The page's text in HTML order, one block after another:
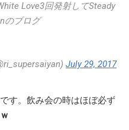
Love3回発射してSteady
のブログ
July 29, 2017
す。飲み会の時はほぼ必ず